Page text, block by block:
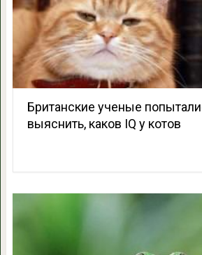
Британские ученые
выяснить, каков IQ у котов